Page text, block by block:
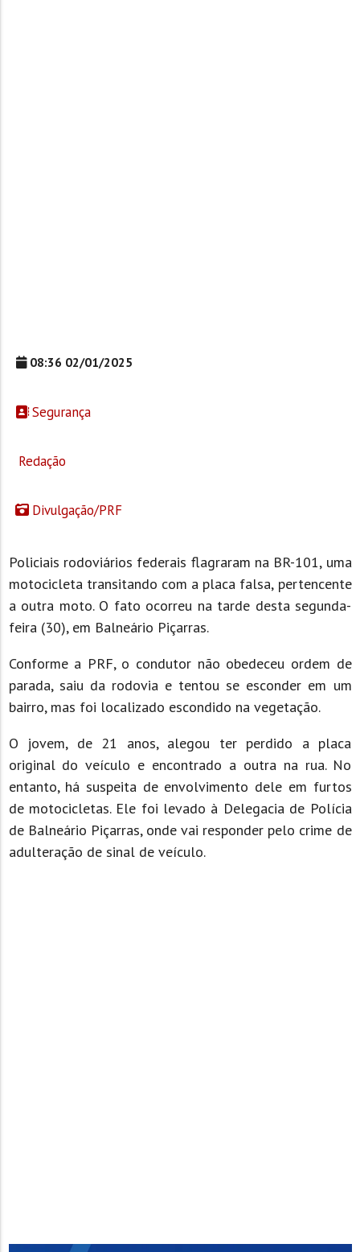
08:36 02/01/2025
Segurança
Redação
Divulgação/PRF
Policiais rodoviários federais flagraram na BR-101, uma
motocicleta transitando com a placa falsa, pertencente
a outra moto. O fato ocorreu na tarde desta segunda-
feira (30), em Balneário Piçarras.
Conforme a PRF, o condutor não obedeceu ordem de
parada, saiu da rodovia e tentou se esconder em um
bairro, mas foi localizado escondido na vegetação.
O jovem, de 21 anos, alegou ter perdido a placa
original do veículo e encontrado a outra na rua. No
entanto, há suspeita de envolvimento dele em furtos
de motocicletas. Ele foi levado à Delegacia de Polícia
de Balneário Piçarras, onde vai responder pelo crime de
adulteração de sinal de veículo.